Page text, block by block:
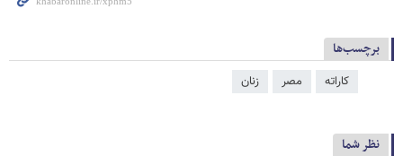
برچسب‌ها
کاراته مصر زنان
نظر شما